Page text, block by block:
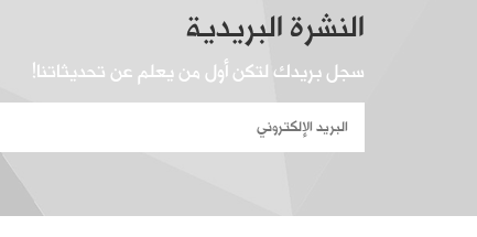
النشرة البريدية
سجل بريدك لتكن أول من يعلم عن تحديثاتنا!